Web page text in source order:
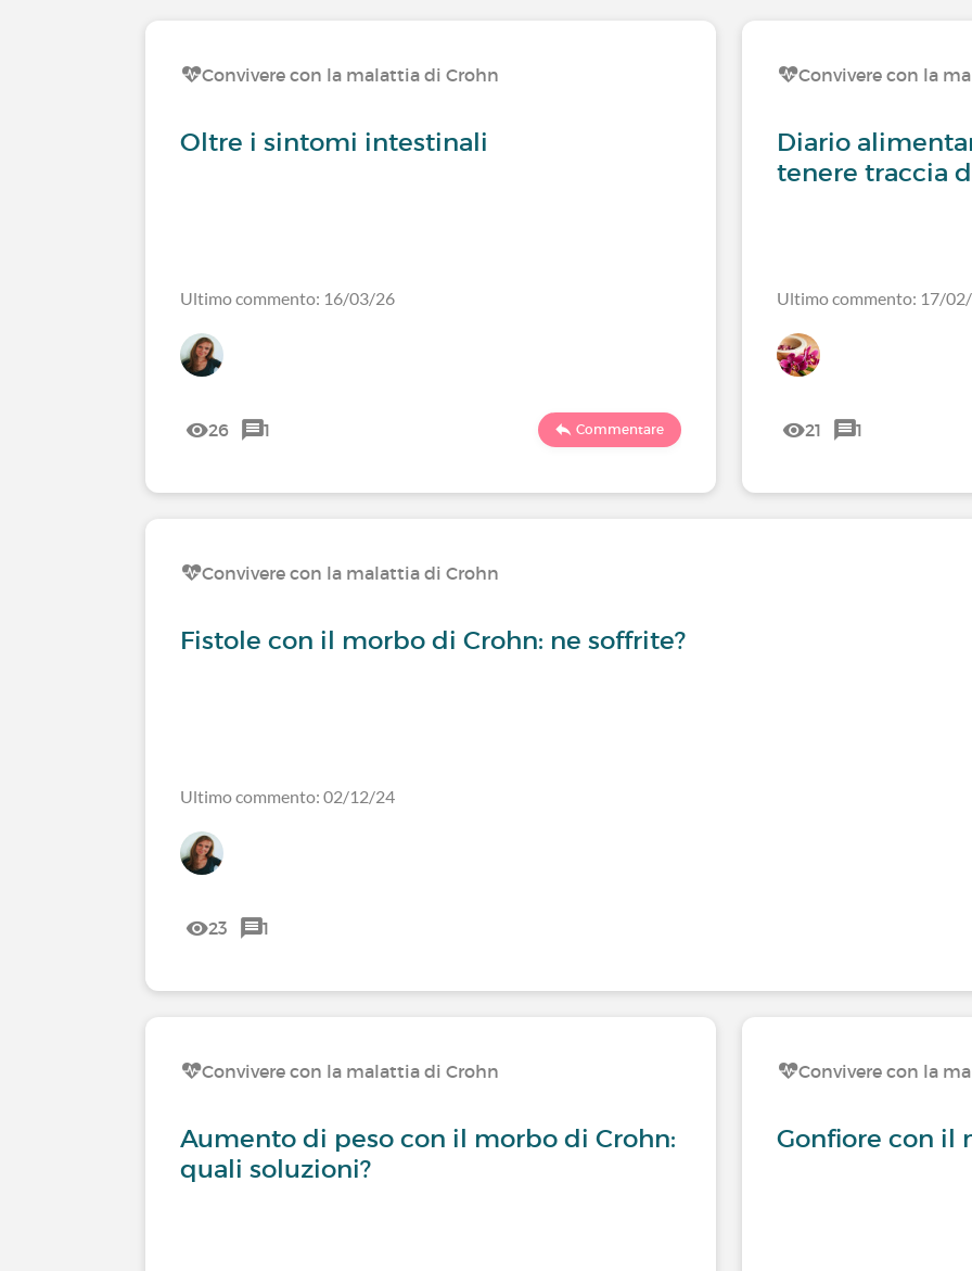
Convivere con la malattia di Crohn
Oltre i sintomi intestinali
Ultimo commento: 16/03/26
26 1 Commentare
Convivere con la
Diario
tenere traccia
Ultimo commento: 17/
21 1
Convivere con la malattia di Crohn
Fistole con il morbo di Crohn: ne soffrite?
Ultimo commento: 02/12/24
23 1
Convivere con la malattia di Crohn
Aumento di peso con il morbo di Crohn:
quali soluzioni?
Convivere con la
Gonfiore con il